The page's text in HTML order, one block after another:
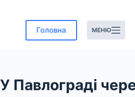
Головна МЕНЮ
У Павлограді